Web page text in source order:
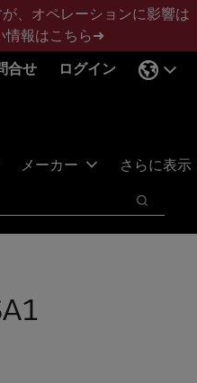
、オペレーションに影響は
情報はこちら➜
合せ ログイン
メーカー さらに表示
検索